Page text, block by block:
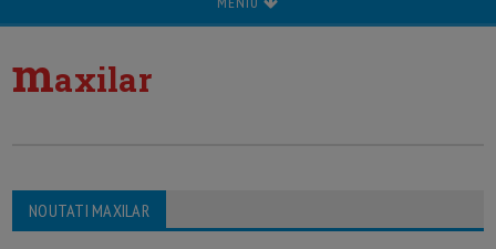
maxilar
NOUTATI MAXILAR